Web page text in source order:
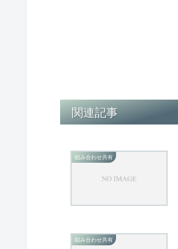
関連記事
組み合わせ共有
組み合わせ共有